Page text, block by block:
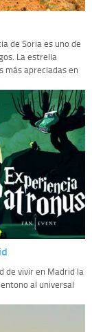
de Soria es uno de
La estrella
más apreciadas en
de vivir en Madrid la
al universal